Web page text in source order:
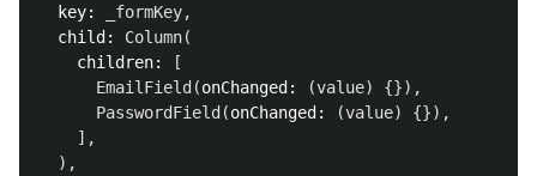
key:
_formKey,
child:
Column(
children:
[
EmailField (onChanged: (value)
{}),
PasswordField (onChanged: (value)
{}),
],
),